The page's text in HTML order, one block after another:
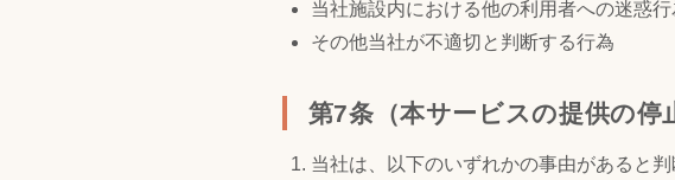
当社施設内における他の利用者への迷惑
その他当社が不適切と判断する行為
第7条（本サービスの提供の停
当社は、以下のいずれかの事由があると